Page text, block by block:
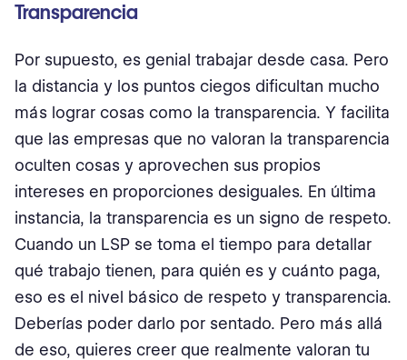
Transparencia
Por supuesto, es genial trabajar desde casa. Pero
la distancia y los puntos ciegos dificultan mucho
más lograr cosas como la transparencia. Y facilita
que las empresas que no valoran la transparencia
oculten cosas y aprovechen sus propios
intereses en proporciones desiguales. En última
instancia, la transparencia es un signo de respeto.
Cuando un LSP se toma el tiempo para detallar
qué trabajo tienen, para quién es y cuánto paga,
eso es el nivel básico de respeto y transparencia.
Deberías poder darlo por sentado. Pero más allá
de eso, quieres creer que realmente valoran tu